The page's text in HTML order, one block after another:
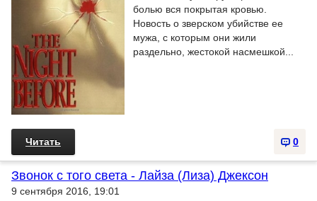
болью вся покрытая кровью.
Новость о зверском убийстве ее
мужа, с которым они жили
раздельно, жестокой насмешкой...
0
Читать
Звонок с того света - Лайза (Лиза) Джексон
9 сентября 2016, 19:01